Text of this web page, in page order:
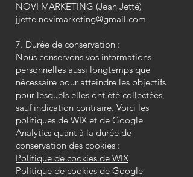
NOVI MARKETING (Jean Jetté)
jjette.novimarketing@gmail.com
7. Durée de conservation :
Nous conservons vos informations
personnelles aussi longtemps que
nécessaire pour atteindre les objectifs
pour lesquels elles ont été collectées,
sauf indication contraire. Voici les
politiques de WIX et de Google
Analytics quant à la durée de
conservation des cookies :
Politique de cookies de WIX
Politique de cookies de Google